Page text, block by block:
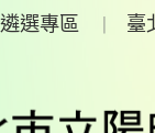
選專區 臺